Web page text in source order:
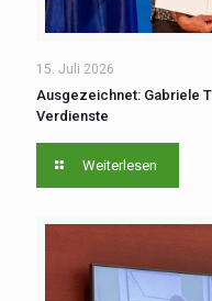
15. Juli 2026
Ausgezeichnet: Gabriele
Verdienste
Weiterlesen